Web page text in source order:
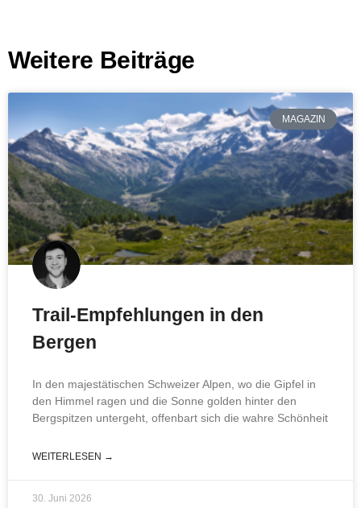
Weitere Beiträge
MAGAZIN
Trail-Empfehlungen in den
Bergen
In den majestätischen Schweizer Alpen, wo die Gipfel in
den Himmel ragen und die Sonne golden hinter den
Bergspitzen untergeht, offenbart sich die wahre Schönheit
WEITERLESEN →
30. Juni 2026